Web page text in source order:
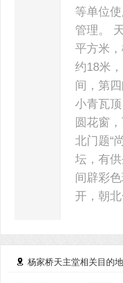
等单位
管理。
平方米
约18米
间，第
小青瓦
圆花窗
北门题“
坛，有
间辟彩
开，朝
杨家桥天主堂相关目的地